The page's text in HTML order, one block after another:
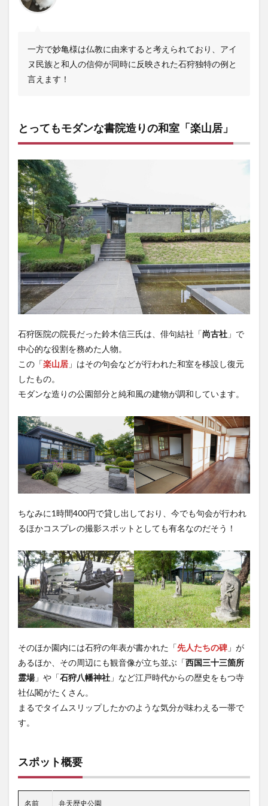
一方で妙亀様は仏教に由来すると考えられており、アイ
ヌ民族と和人の信仰が同時に反映された石狩独特の例と
言えます！
とってもモダンな書院造りの和室「楽山居」
石狩医院の院長だった鈴木信三氏は、俳句結社「尚古社 」で
中心的な役割を務めた人物。
この「楽山居 」はその句会などが行われた和室を移設し復元
したもの。
モダンな造りの公園部分と純和風の建物が調和しています。
ちなみに1時間400円で貸し出しており、今でも句会が行われ
るほかコスプレの撮影スポットとしても有名なのだそう！
そのほか園内には石狩の年表が書かれた「先人たちの碑 」が
あるほか、その周辺にも観音像が立ち並ぶ「西国三十三箇所
霊場」や「石狩八幡神社 」など江戸時代からの歴史をもつ寺
社仏閣がたくさん。
まるでタイムスリップしたかのような気分が味わえる一帯で
す。
スポット概要
名前 弁天歴史公園